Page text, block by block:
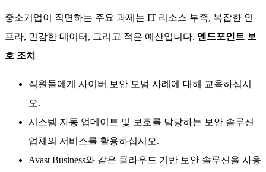
중소기업이 직면하는 주요 과제는 IT 리소스 부족, 복잡한 인
프라, 민감한 데이터, 그리고 적은 예산입니다. 엔드포인트 보
호 조치
직원들에게 사이버 보안 모범 사례에 대해 교육하십시
오.
시스템 자동 업데이트 및 보호를 담당하는 보안 솔루션
업체의 서비스를 활용하십시오.
Avast Business와 같은 클라우드 기반 보안 솔루션을 사용